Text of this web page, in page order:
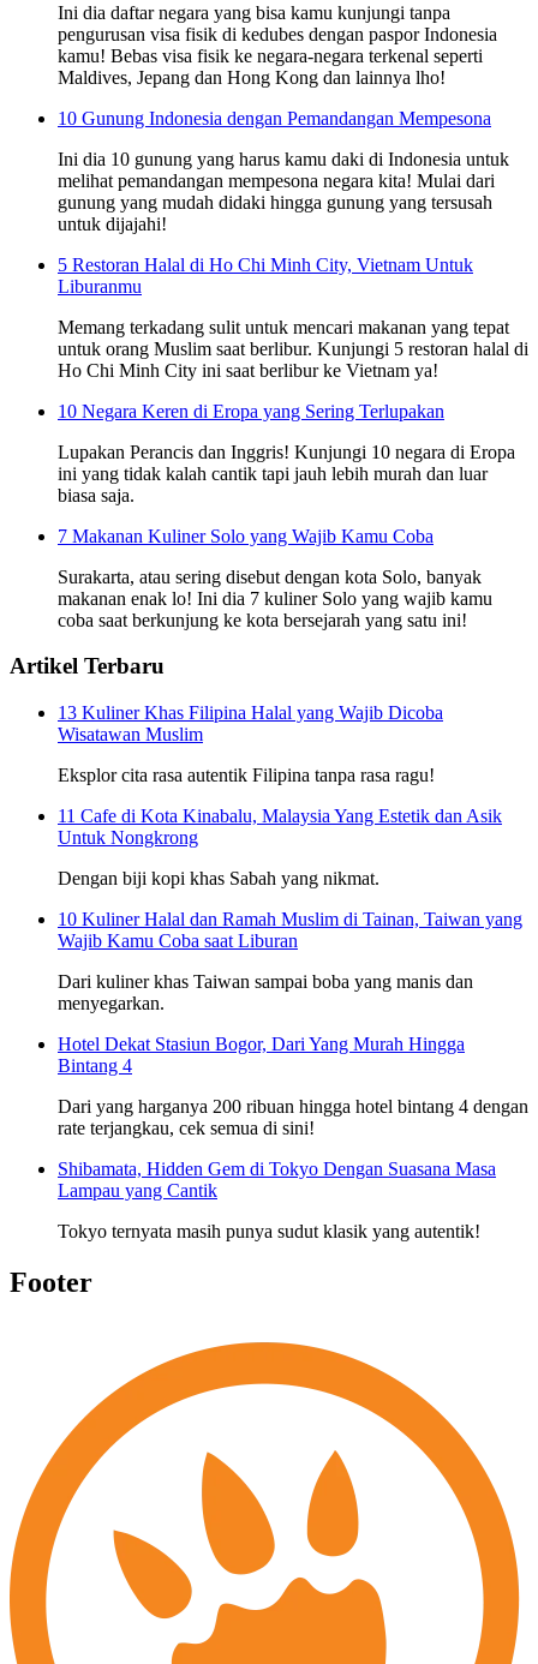
Ini dia daftar negara yang bisa kamu kunjungi tanpa
pengurusan visa fisik di kedubes dengan paspor Indonesia
kamu! Bebas visa fisik ke negara-negara terkenal seperti
Maldives, Jepang dan Hong Kong dan lainnya lho!
10 Gunung Indonesia dengan Pemandangan Mempesona
Ini dia 10 gunung yang harus kamu daki di Indonesia untuk
melihat pemandangan mempesona negara kita! Mulai dari
gunung yang mudah didaki hingga gunung yang tersusah
untuk dijajahi!
5 Restoran Halal di Ho Chi Minh City, Vietnam Untuk
Liburanmu
Memang terkadang sulit untuk mencari makanan yang tepat
untuk orang Muslim saat berlibur. Kunjungi 5 restoran halal di
Ho Chi Minh City ini saat berlibur ke Vietnam ya!
10 Negara Keren di Eropa yang Sering Terlupakan
Lupakan Perancis dan Inggris! Kunjungi 10 negara di Eropa
ini yang tidak kalah cantik tapi jauh lebih murah dan luar
biasa saja.
7 Makanan Kuliner Solo yang Wajib Kamu Coba
Surakarta, atau sering disebut dengan kota Solo, banyak
makanan enak lo! Ini dia 7 kuliner Solo yang wajib kamu
coba saat berkunjung ke kota bersejarah yang satu ini!
Artikel Terbaru
13 Kuliner Khas Filipina Halal yang Wajib Dicoba
Wisatawan Muslim
Eksplor cita rasa autentik Filipina tanpa rasa ragu!
11 Cafe di Kota Kinabalu, Malaysia Yang Estetik dan Asik
Untuk Nongkrong
Dengan biji kopi khas Sabah yang nikmat.
10 Kuliner Halal dan Ramah Muslim di Tainan, Taiwan yang
Wajib Kamu Coba saat Liburan
Dari kuliner khas Taiwan sampai boba yang manis dan
menyegarkan.
Hotel Dekat Stasiun Bogor, Dari Yang Murah Hingga
Bintang 4
Dari yang harganya 200 ribuan hingga hotel bintang 4 dengan
rate terjangkau, cek semua di sini!
Shibamata, Hidden Gem di Tokyo Dengan Suasana Masa
Lampau yang Cantik
Tokyo ternyata masih punya sudut klasik yang autentik!
Footer